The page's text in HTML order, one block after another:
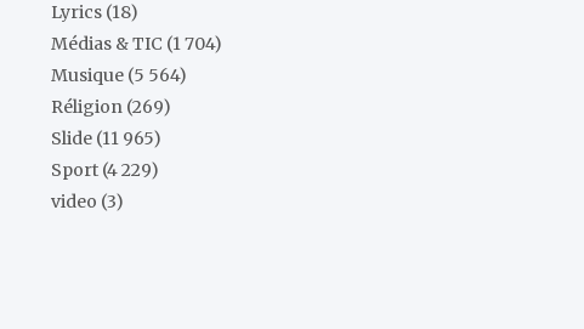
Lyrics (18)
Médias & TIC (1 704)
Musique (5 564)
Réligion (269)
Slide (11 965)
Sport (4 229)
video (3)